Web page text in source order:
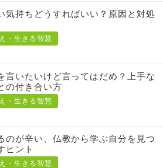
気持ちどうすればいい？原因と対処
・生きる智慧
言いたいけど言ってはだめ？上手な
の付き合い方
・生きる智慧
のが辛い、仏教から学ぶ自分を見つ
ヒント
・生きる智慧